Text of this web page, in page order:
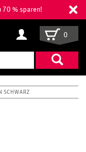
70 % sparen!
Suchbegriff
eingeben
0
SCHWARZ